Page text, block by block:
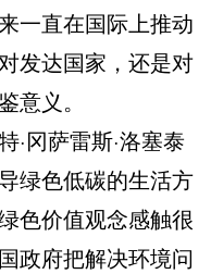
一直在国际上推动
发达国家，还是对
意义。
冈萨雷斯·洛塞泰
绿色低碳的生活方
色价值观念感触很
政府把解决环境问